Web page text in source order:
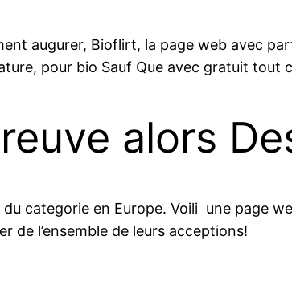
augurer, Bioflirt, la page web avec
pour bio Sauf Que avec gratuit tout
alors
categorie en Europe. Voili une page
l’ensemble de leurs acceptions!